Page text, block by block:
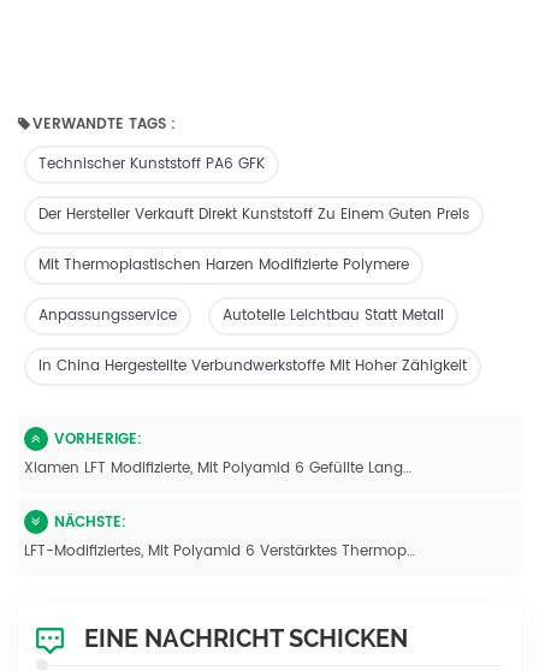
VERWANDTE TAGS :
Technischer Kunststoff PA6 GFK
Der Hersteller Verkauft Direkt Kunststoff Zu Einem Guten Preis
Mit Thermoplastischen Harzen Modifizierte Polymere
Anpassungsservice Autoteile Leichtbau Statt Metall
In China Hergestellte Verbundwerkstoffe Mit Hoher Zähigkeit
VORHERIGE:
Xiamen LFT Modifizierte, Mit Polyamid 6 Gefüllte Langkohlefaser-Compound-Pellets
NÄCHSTE:
LFT-Modifiziertes, Mit Polyamid 6 Verstärktes Thermoplastisches Kunstharz Mit Langen Kohlenstofffasern
EINE NACHRICHT SCHICKEN